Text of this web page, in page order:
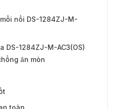
DS-1284ZJ-M-
nối DS-1284ZJ-M-
DS-1284ZJ-M-AC3(OS)
ăn mòn
toàn